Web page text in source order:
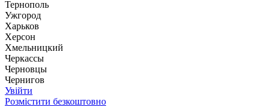
Тернополь
Ужгород
Харьков
Херсон
Хмельницкий
Черкассы
Чернoвцы
Чернигов
Увійти
Розмістити безкоштовно